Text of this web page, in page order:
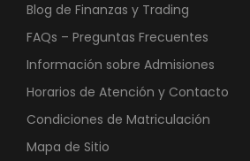
Blog de Finanzas y Trading
FAQs – Preguntas Frecuentes
Información sobre Admisiones
Horarios de Atención y Contacto
Condiciones de Matriculación
Mapa de Sitio